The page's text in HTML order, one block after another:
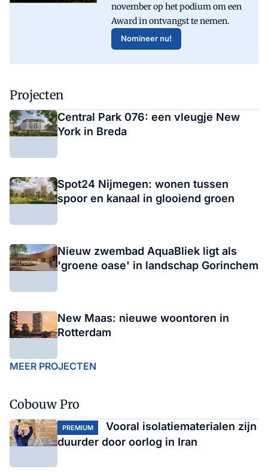
november op het podium om een
Award in ontvangst te nemen.
Nomineer nu!
Projecten
Central Park 076: een vleugje New
York in Breda
Spot24 Nijmegen: wonen tussen
spoor en kanaal in glooiend groen
Nieuw zwembad AquaBliek ligt als
'groene oase' in landschap Gorinchem
New Maas: nieuwe woontoren in
Rotterdam
MEER PROJECTEN
Cobouw Pro
PREMIUM
Vooral isolatiematerialen zijn
duurder door oorlog in Iran